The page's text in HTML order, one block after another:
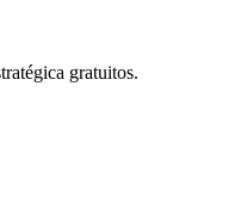
gratuitos.